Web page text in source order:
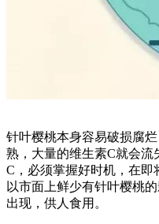
针叶樱桃本身容易破损腐
熟，大量的维生素C就会
C，必须掌握好时机，在即
以市面上鲜少有针叶樱桃
出现，供人食用。